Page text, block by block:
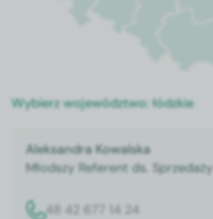
Wybierz województwo:łódzkie
Aleksandra Kowalska
Młodszy Referent ds. Sprzedaży
48 42 677 14 24